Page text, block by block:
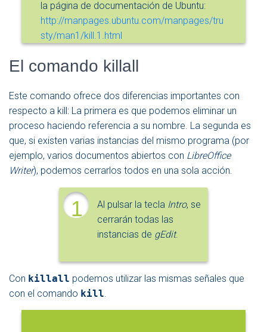
la página de documentación de Ubuntu:
http://manpages.ubuntu.com/manpages/tru
sty/man1/kill.1.html
El comando killall
Este comando ofrece dos diferencias importantes con
respecto a kill: La primera es que podemos eliminar un
proceso haciendo referencia a su nombre. La segunda es
que, si existen varias instancias del mismo programa (por
ejemplo, varios documentos abiertos con LibreOffice
Writer), podemos cerrarlos todos en una sola acción.
1 Al pulsar la tecla Intro, se
cerrarán todas las
instancias de gEdit.
Con killall podemos utilizar las mismas señales que
con el comando kill.